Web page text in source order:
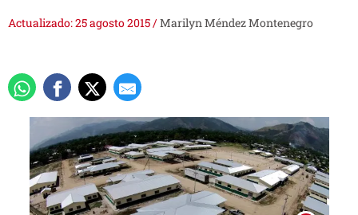
Actualizado: 25 agosto 2015/Marilyn Méndez Montenegro